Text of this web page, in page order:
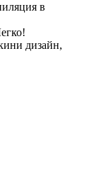
в
дизайн,